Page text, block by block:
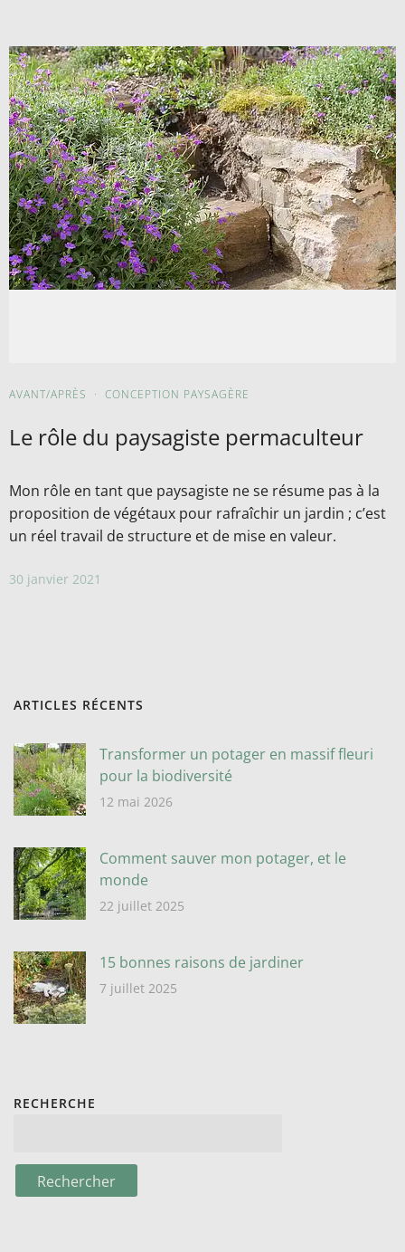
AVANT/APRÈS · CONCEPTION PAYSAGÈRE
Le rôle du paysagiste permaculteur
Mon rôle en tant que paysagiste ne se résume pas à la
proposition de végétaux pour rafraîchir un jardin ; c’est
un réel travail de structure et de mise en valeur.
30 janvier 2021
ARTICLES RÉCENTS
Transformer un potager en massif fleuri
pour la biodiversité
12 mai 2026
Comment sauver mon potager, et le
monde
22 juillet 2025
15 bonnes raisons de jardiner
7 juillet 2025
RECHERCHE